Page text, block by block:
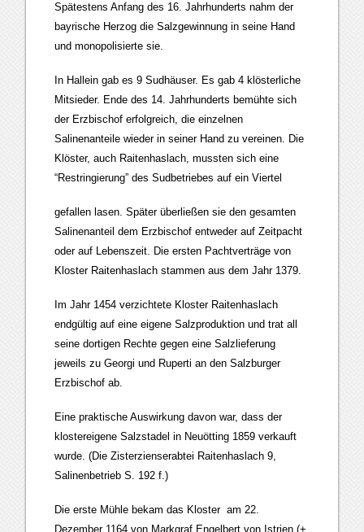
Spätestens Anfang des 16. Jahrhunderts nahm der
bayrische Herzog die Salzgewinnung in seine Hand
und monopolisierte sie.
In Hallein gab es 9 Sudhäuser. Es gab 4 klösterliche
Mitsieder. Ende des 14. Jahrhunderts bemühte sich
der Erzbischof erfolgreich, die einzelnen
Salinenanteile wieder in seiner Hand zu vereinen. Die
Klöster, auch Raitenhaslach, mussten sich eine
“Restringierung” des Sudbetriebes auf ein Viertel
gefallen lasen. Später überließen sie den gesamten
Salinenanteil dem Erzbischof entweder auf Zeitpacht
oder auf Lebenszeit. Die ersten Pachtverträge von
Kloster Raitenhaslach stammen aus dem Jahr 1379.
Im Jahr 1454 verzichtete Kloster Raitenhaslach
endgültig auf eine eigene Salzproduktion und trat all
seine dortigen Rechte gegen eine Salzlieferung
jeweils zu Georgi und Ruperti an den Salzburger
Erzbischof ab.
Eine praktische Auswirkung davon war, dass der
klostereigene Salzstadel in Neuötting 1859 verkauft
wurde. (Die Zisterzienserabtei Raitenhaslach 9,
Salinenbetrieb S. 192 f.)
Die erste Mühle bekam das Kloster am 22.
Dezember 1164 von Markgraf Engelbert von Istrien (+